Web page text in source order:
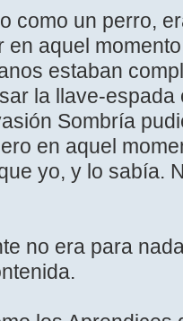
como un perro,
en aquel
estaban
la llave-
Sombría
en aquel
yo, y lo sabía.
no era para